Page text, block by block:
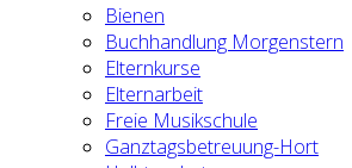
Bienen
Buchhandlung Morgenstern
Elternkurse
Elternarbeit
Freie Musikschule
Ganztagsbetreuung-Hort